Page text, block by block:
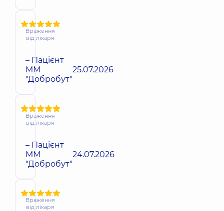
Враження
від лікаря
– Пацієнт
ММ
"Добробут"
25.07.2026
Враження
від лікаря
– Пацієнт
ММ
"Добробут"
24.07.2026
Враження
від лікаря